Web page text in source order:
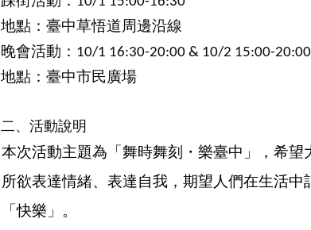
地點：臺中草悟道周邊沿線
晚會活動：10/1 16:30-20:00 & 10/2 15:00-20:00
地點：臺中市民廣場
二、活動說明
本次活動主題為「舞時舞刻・樂臺中」，希
所欲表達情緒、表達自我，期望人們在生活
「快樂」。